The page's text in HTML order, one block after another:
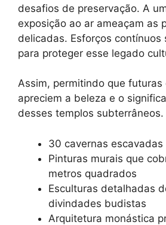
desafios de preservação. A
exposição ao ar ameaçam as
delicadas. Esforços contínuos
para proteger esse legado
Assim, permitindo que futuras
apreciem a beleza e o
desses templos subterrâneos.
30 cavernas escavadas
Pinturas murais que
metros quadrados
Esculturas detalhadas
divindades budistas
Arquitetura monástica